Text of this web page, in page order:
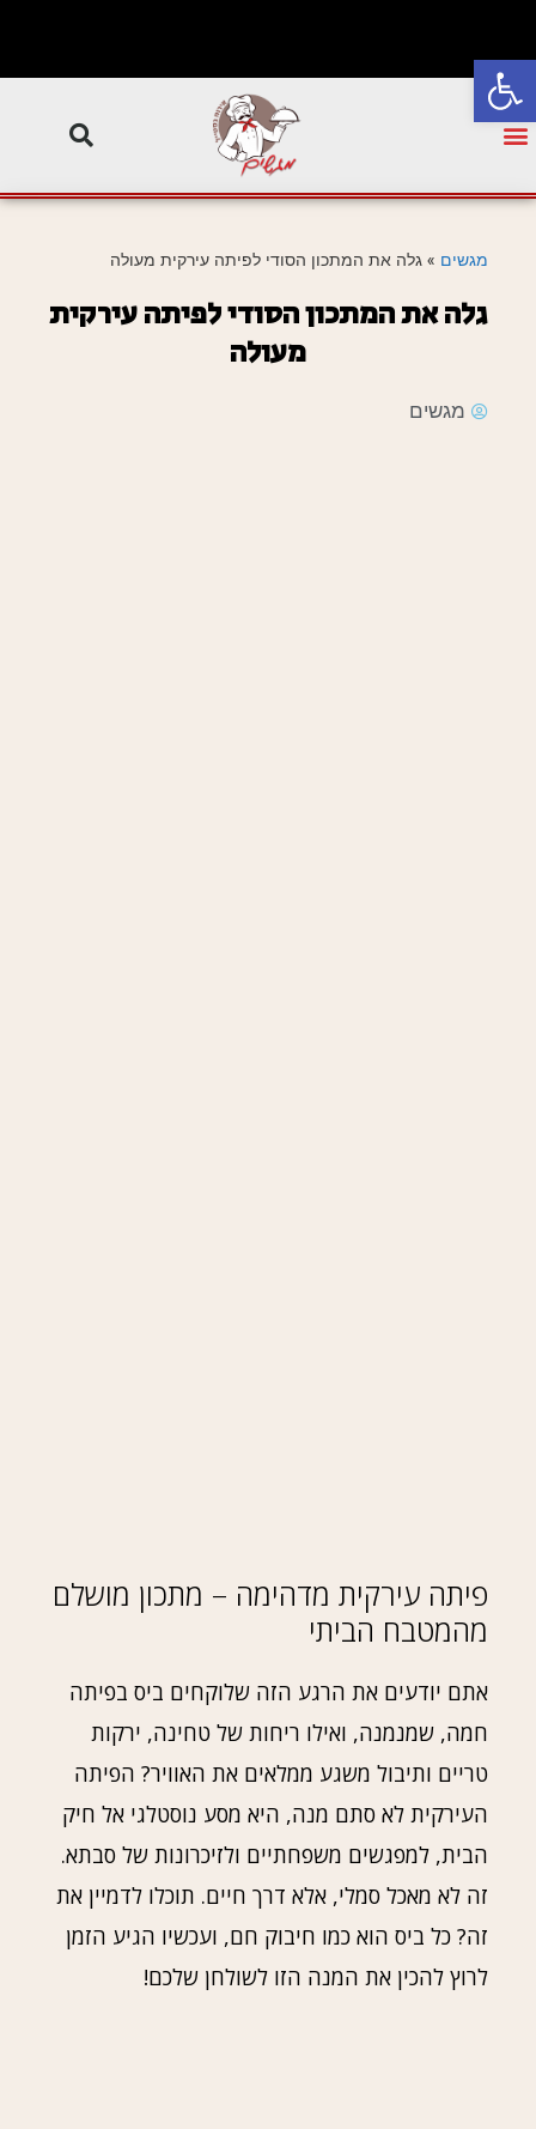
פתח סרגל נגישות
מגשים » גלה את המתכון הסודי לפיתה עירקית מעולה
גלה את המתכון הסודי לפיתה עירקית
מעולה
מגשים
פיתה עירקית מדהימה – מתכון מושלם
מהמטבח הביתי
אתם יודעים את הרגע הזה שלוקחים ביס בפיתה
חמה, שמנמנה, ואילו ריחות של טחינה, ירקות
טריים ותיבול משגע ממלאים את האוויר? הפיתה
העירקית לא סתם מנה, היא מסע נוסטלגי אל חיק
הבית, למפגשים משפחתיים ולזיכרונות של סבתא.
זה לא מאכל סמלי, אלא דרך חיים. תוכלו לדמיין את
זה? כל ביס הוא כמו חיבוק חם, ועכשיו הגיע הזמן
לרוץ להכין את המנה הזו לשולחן שלכם!